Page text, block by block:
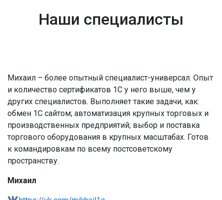
Наши специалисты
Михаил – более опытный специалист-универсал. Опыт
и количество сертификатов 1С у него выше, чем у
других специалистов. Выполняет такие задачи, как:
обмен 1С сайтом; автоматизация крупных торговых и
производственных предприятий; выбор и поставка
торгового оборудования в крупных масштабах. Готов
к командировкам по всему постсоветскому
пространству.
Михаил